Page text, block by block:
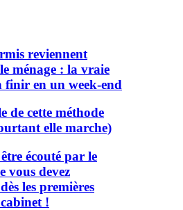
reviennent
ménage : la vraie
finir en un week-end
de cette méthode
elle marche)
écouté par le
vous devez
les premières
!